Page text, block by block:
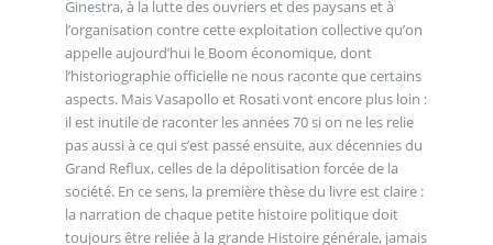
Ginestra, à la lutte des ouvriers et des paysans et à
l’organisation contre cette exploitation collective qu’on
appelle aujourd’hui le Boom économique, dont
l’historiographie officielle ne nous raconte que certains
aspects. Mais Vasapollo et Rosati vont encore plus loin :
il est inutile de raconter les années 70 si on ne les relie
pas aussi à ce qui s’est passé ensuite, aux décennies du
Grand Reflux, celles de la dépolitisation forcée de la
société. En ce sens, la première thèse du livre est claire :
la narration de chaque petite histoire politique doit
toujours être reliée à la grande Histoire générale, jamais